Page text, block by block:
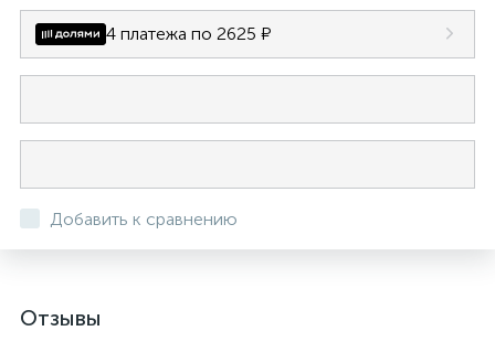
4 платежа по 2625 ₽
Добавить к сравнению
Отзывы